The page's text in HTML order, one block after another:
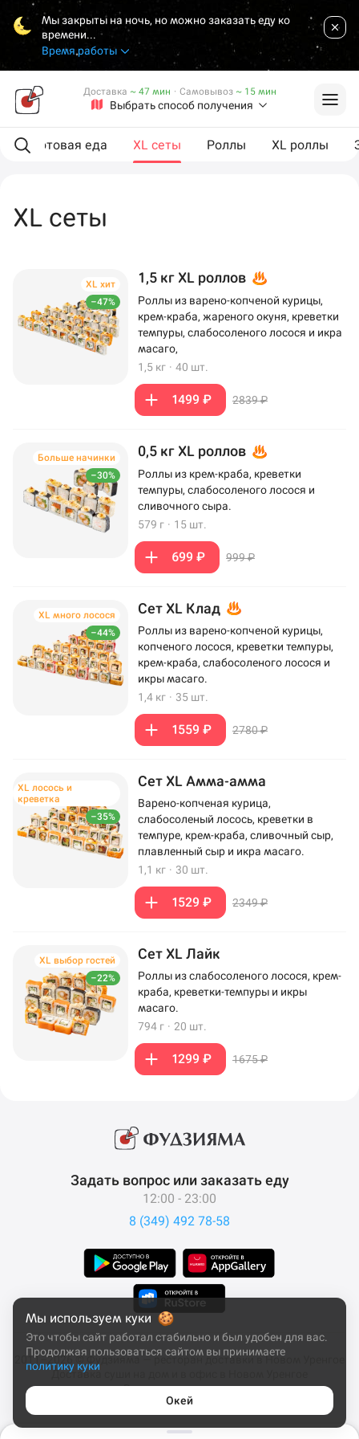
Мы закрыты на ночь, но можно заказать еду ко
времени...
Время работы
Выбрать способ получения
Доставка ~ 47 мин · Самовывоз ~ 15 мин
Готовая еда XL сеты Роллы XL роллы
XL сеты
–47%
XL хит 1,5 кг XL роллов
Роллы из варено-копченой курицы,
крем-краба, жареного окуня, креветки
темпуры, слабосоленого лосося и икра
масаго,
1,5 кг · 40 шт.
1499 ₽ 2839 ₽
–30%
Больше начинки 0,5 кг XL роллов
Роллы из крем-краба, креветки
темпуры, слабосоленого лосося и
сливочного сыра.
579 г · 15 шт.
699 ₽ 999 ₽
–44%
XL много лосося Сет XL Клад
Роллы из варено-копченой курицы,
копченого лосося, креветки темпуры,
крем-краба, слабосоленого лосося и
икры масаго.
1,4 кг · 35 шт.
1559 ₽ 2780 ₽
–35%
XL лосось и
креветка
Сет XL Амма-амма
Варено-копченая курица,
слабосоленый лосось, креветки в
темпуре, крем-краба, сливочный сыр,
плавленный сыр и икра масаго.
1,1 кг · 30 шт.
1529 ₽ 2349 ₽
–22%
XL выбор гостей Сет XL Лайк
Роллы из слабосоленого лосося, крем-
краба, креветки-темпуры и икры
масаго.
794 г · 20 шт.
1299 ₽ 1675 ₽
Задать вопрос или заказать еду
12:00 - 23:00
8 (349) 492 78-58
2011–2026 © Фудзияма — ресторан доставки в Новом Уренгое
Доставка суши на дом и в офис в Новом Уренгое
Все права защищены
Мы используем куки
Это чтобы сайт работал стабильно и был удобен для вас.
Продолжая пользоваться сайтом вы принимаете
политику куки
Окей